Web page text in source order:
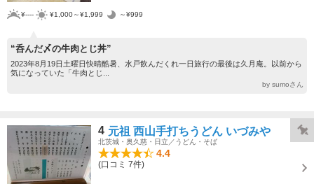
¥---- ¥1,000～¥1,999 ～¥999
“呑んだ〆の牛肉とじ丼”
2023年8月19日土曜日快晴酷暑、水戸飲んだくれ一日旅行の最後は久月庵。以前から
気になっていた「牛肉とじ...
by sumoさん
4 元祖 西山手打ちうどん いづみや
北茨城・奥久慈・日立／うどん・そば
4.4
(口コミ 7件)